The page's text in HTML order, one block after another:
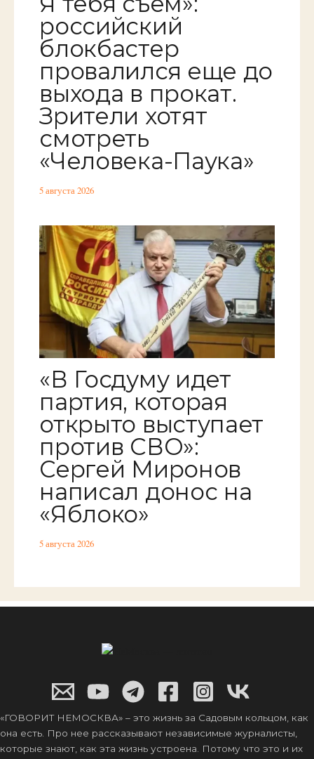
российский
блокбастер
провалился еще до
выхода в прокат.
Зрители хотят
смотреть
«Человека-Паука»
5 августа 2026
«В Госдуму идет
партия, которая
открыто выступает
против СВО»:
Сергей Миронов
написал донос на
«Яблоко»
5 августа 2026
«ГОВОРИТ НЕМОСКВА» – это жизнь за Садовым кольцом, как
она есть. Про нее рассказывают независимые журналисты,
которые знают, как эта жизнь устроена. Потому что это и их